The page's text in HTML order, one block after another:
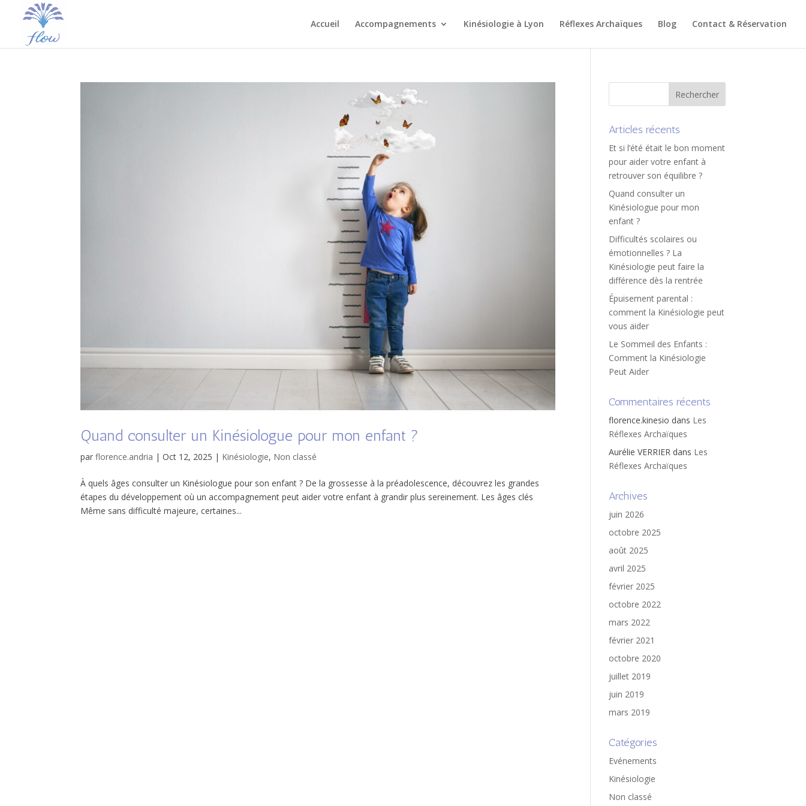
Accueil Accompagnements Kinésiologie à Lyon Réflexes Archaïques Blog Contact & Réservation
Quand consulter un Kinésiologue pour mon enfant ?
parflorence.andria |Oct 12, 2025 | Kinésiologie, Non classé
À quels âges consulter un Kinésiologue pour son enfant ? De la grossesse à la préadolescence, découvrez les grandes
étapes du développement où un accompagnement peut aider votre enfant à grandir plus sereinement. Les âges clés
Même sans difficulté majeure, certaines...
Articles récents
Et si l’été était le bon moment
pour aider votre enfant à
retrouver son équilibre ?
Quand consulter un
Kinésiologue pour mon
enfant ?
Difficultés scolaires ou
émotionnelles ? La
Kinésiologie peut faire la
différence dès la rentrée
Épuisement parental :
comment la Kinésiologie peut
vous aider
Le Sommeil des Enfants :
Comment la Kinésiologie
Peut Aider
Commentaires récents
florence.kinesio dans Les
Réflexes Archaïques
Aurélie VERRIER dans Les
Réflexes Archaïques
Archives
juin 2026
octobre 2025
août 2025
avril 2025
février 2025
octobre 2022
mars 2022
février 2021
octobre 2020
juillet 2019
juin 2019
mars 2019
Catégories
Evénements
Kinésiologie
Non classé